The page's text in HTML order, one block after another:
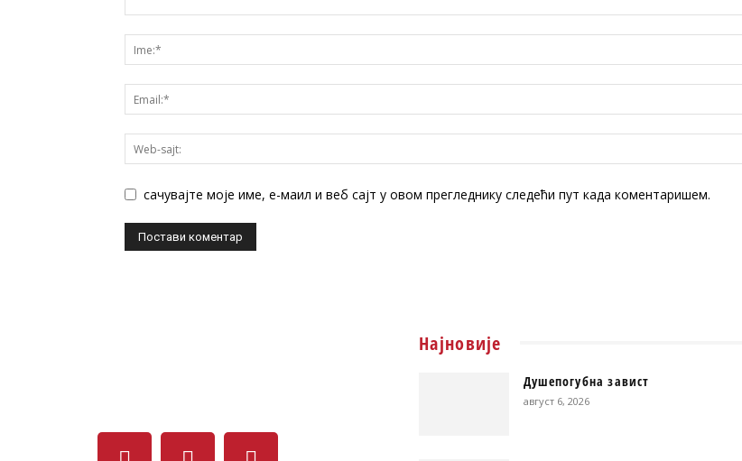
сачувајте моје име, е-маил и веб сајт у овом прегледнику следећи пут када коментаришем.
Најновије
Душепогубна завист
август 6, 2026